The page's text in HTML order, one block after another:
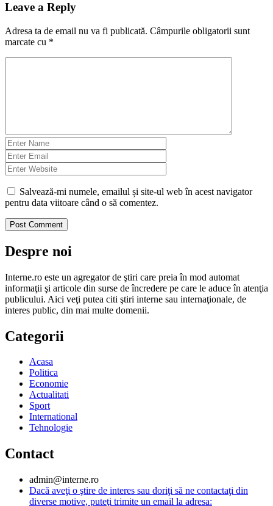
Leave a Reply
Adresa ta de email nu va fi publicată. Câmpurile obligatorii sunt
marcate cu *
Salvează-mi numele, emailul și site-ul web în acest navigator
pentru data viitoare când o să comentez.
Despre noi
Interne.ro este un agregator de ştiri care preia în mod automat
informaţii şi articole din surse de încredere pe care le aduce în atenţia
publicului. Aici veţi putea citi ştiri interne sau internaţionale, de
interes public, din mai multe domenii.
Categorii
Acasa
Politica
Economie
Actualitati
Sport
International
Tehnologie
Contact
admin@interne.ro
Dacă aveţi o ştire de interes sau doriţi să ne contactaţi din
diverse motive, puteţi trimite un email la adresa: